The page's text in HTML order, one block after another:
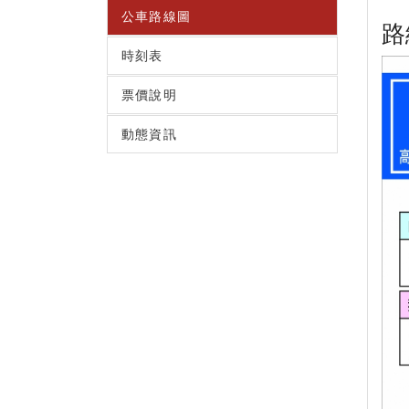
公車路線圖
時刻表
票價說明
動態資訊